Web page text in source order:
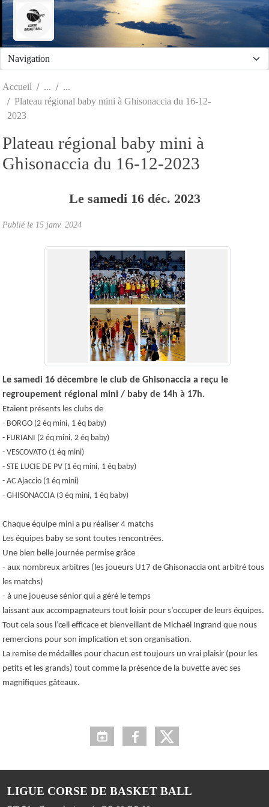
Accueil
Plateau régional baby mini à Ghisonaccia du 16-12-
2023
Plateau régional baby mini à
Ghisonaccia du 16-12-2023
Le samedi 16 déc. 2023
Publié le 15 janv. 2024
Le samedi 16 décembre le club de Ghisonaccia a reçu le
regroupement régional mini / baby de 14h à 17h.
Etaient présents les clubs de
- BORGO (2 éq mini, 1 éq baby)
- FURIANI (2 éq mini, 2 éq baby)
- VESCOVATO (1 éq mini)
- STE LUCIE DE PV (1 éq mini, 1 éq baby)
- AC Ajaccio (1 éq mini)
- GHISONACCIA (3 éq mini, 1 éq baby)
Chaque équipe mini a pu réaliser 4 matchs
Les équipes baby se sont toutes rencontrées.
Une bien belle journée permise grâce
- aux nombreux arbitres (les joueurs U17 de Ghisonaccia ont arbitré tous
les matchs)
- à une joueuse sénior qui a géré le temps
laissant aux accompagnateurs tout loisir pour s’occuper de leurs équipes.
Tout cela sous l’œil efficace et bienveillant de Michaël Ingrand que nous
remercions pour son implication et son organisation.
La remise de médailles pour chacun est toujours un vrai plaisir (pour les
petits et les grands) tout comme la présence de la buvette avec ses
magnifiques gâteaux.
LIGUE CORSE DE BASKET BALL
Panneau de gestion des cookies